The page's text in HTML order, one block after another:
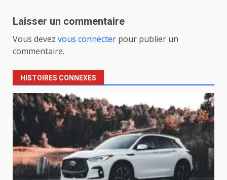
Laisser un commentaire
Vous devez vous connecter pour publier un
commentaire.
HISTOIRES CONNEXES